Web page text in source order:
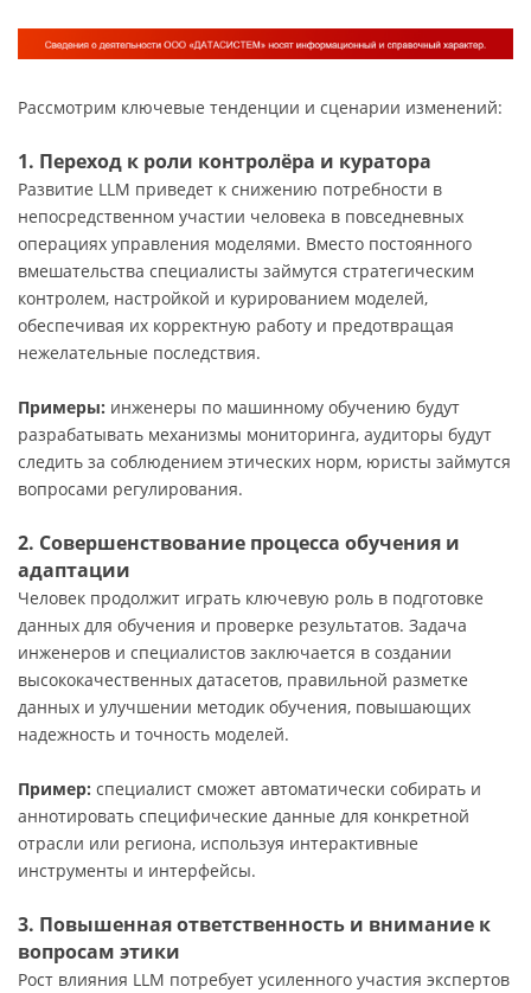
Рассмотрим ключевые тенденции и сценарии изменений:
1. Переход к роли контролёра и куратора
Развитие LLM приведет к снижению потребности в
непосредственном участии человека в повседневных
операциях управления моделями. Вместо постоянного
вмешательства специалисты займутся стратегическим
контролем, настройкой и курированием моделей,
обеспечивая их корректную работу и предотвращая
нежелательные последствия.
Примеры: инженеры по машинному обучению будут
разрабатывать механизмы мониторинга, аудиторы будут
следить за соблюдением этических норм, юристы займутся
вопросами регулирования.
2. Совершенствование процесса обучения и
адаптации
Человек продолжит играть ключевую роль в подготовке
данных для обучения и проверке результатов. Задача
инженеров и специалистов заключается в создании
высококачественных датасетов, правильной разметке
данных и улучшении методик обучения, повышающих
надежность и точность моделей.
Пример: специалист сможет автоматически собирать и
аннотировать специфические данные для конкретной
отрасли или региона, используя интерактивные
инструменты и интерфейсы.
3. Повышенная ответственность и внимание к
вопросам этики
Рост влияния LLM потребует усиленного участия экспертов